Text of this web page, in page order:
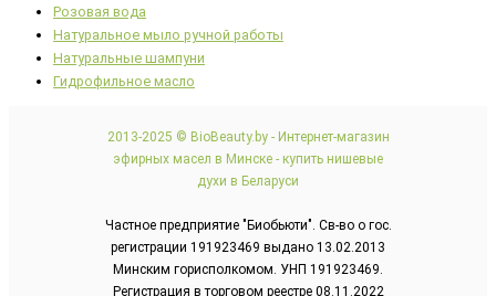
Розовая вода
Натуральное мыло ручной работы
Натуральные шампуни
Гидрофильное масло
2013-2025 © BioBeauty.by - Интернет-магазин
эфирных масел в Минске - купить нишевые
духи в Беларуси
Частное предприятие "Биобьюти". Св-во о гос.
регистрации 191923469 выдано 13.02.2013
Минским горисполкомом. УНП 191923469.
Регистрация в торговом реестре 08.11.2022